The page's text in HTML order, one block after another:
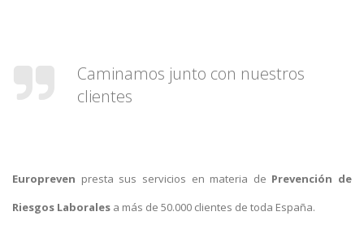
Caminamos junto con nuestros
clientes
Europreven presta sus servicios en materia de Prevención de
Riesgos Laborales a más de 50.000 clientes de toda España.